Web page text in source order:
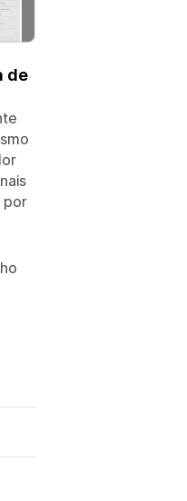
de
por